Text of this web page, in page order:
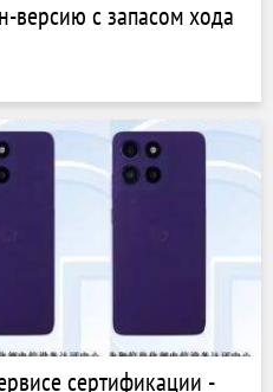
версию с запасом хода
сертификации -